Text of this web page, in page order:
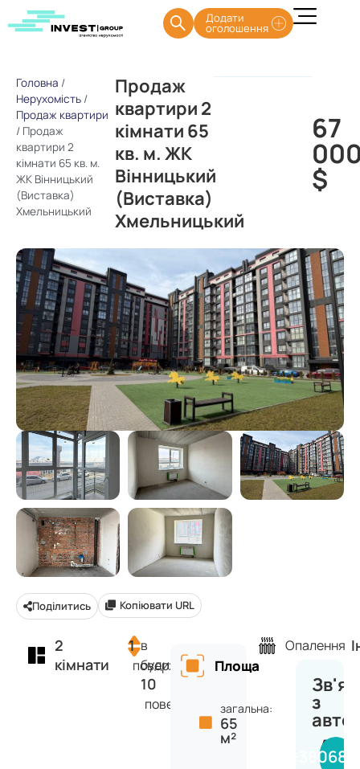
Додати
оголошення
Головна /
Нерухомість /
Продаж квартири
/ Продаж
квартири 2
кімнати 65 кв. м.
ЖК Вінницький
(Виставка)
Хмельницький
Продаж
квартири 2
кімнати 65
кв. м. ЖК
Вінницький
(Виставка)
Хмельницький
67
$
Поділитись Копіювати URL
2
кімнати
1
поверх
в
будинку
10
поверхів
Площа
загальна:
65
м²
Опалення
з